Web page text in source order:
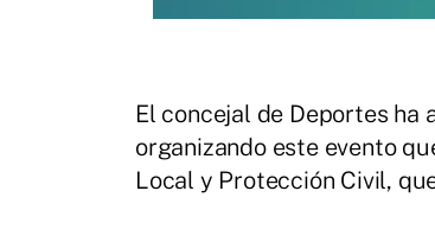
El concejal de Deportes ha
organizando este evento
Local y Protección Civil,